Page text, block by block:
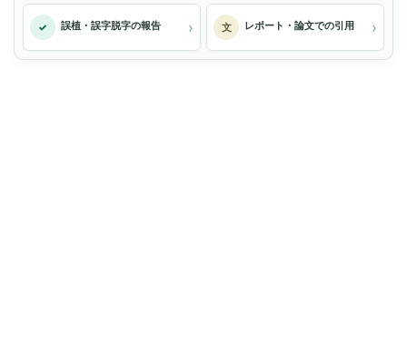
✓ 誤植・誤字脱字の報告 › 文 レポート・論文での引用 ›